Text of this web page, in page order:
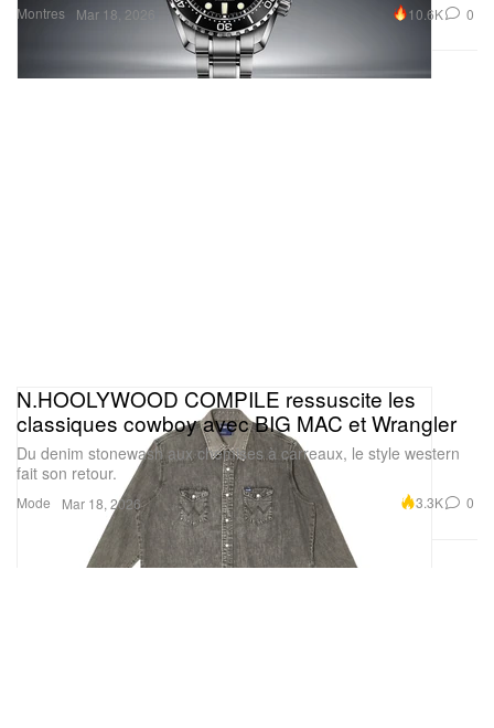
Montres Mar 18, 2026 10.6K 0
Mode
N.HOOLYWOOD COMPILE ressuscite les
classiques cowboy avec BIG MAC et Wrangler
Du denim stonewash aux chemises à carreaux, le style western
fait son retour.
Mar 18, 2026 3.3K 0